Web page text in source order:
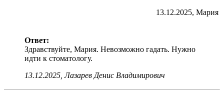
13.12.2025, Мария
Ответ:
Здравствуйте, Мария. Невозможно гадать. Нужно
идти к стоматологу.
13.12.2025, Лазарев Денис Владимирович